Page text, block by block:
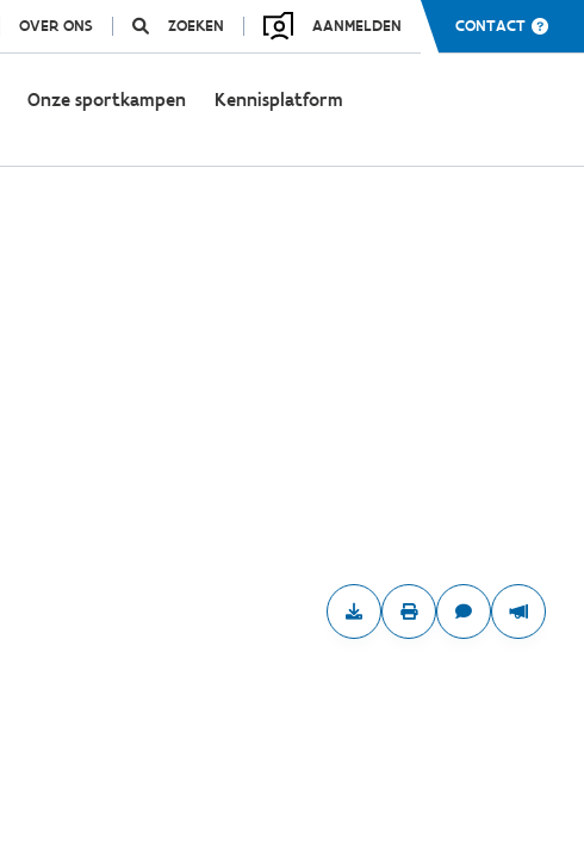
OVER ONS ZOEKEN AANMELDEN CONTACT
Onze sportkampen Kennisplatform